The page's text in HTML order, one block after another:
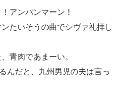
アンパンマーン！
たいそうの曲でシヴァ礼拝し
青肉であまーい。
んだと、九州男児の夫は言っ